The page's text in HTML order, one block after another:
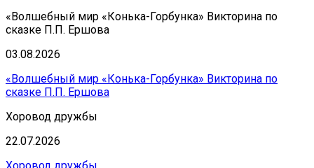
«Волшебный мир «Конька-Горбунка» Викторина по
сказке П.П. Ершова
03.08.2026
«Волшебный мир «Конька-Горбунка» Викторина по
сказке П.П. Ершова
Хоровод дружбы
22.07.2026